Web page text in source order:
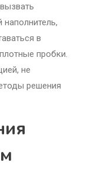
в
пробки.
не
решения